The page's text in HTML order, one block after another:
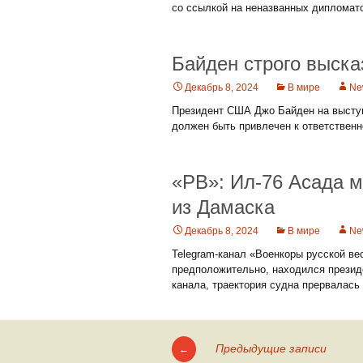
со ссылкой на неназванных
Байден строго
Декабрь 8, 2024 В мире
Президент США Джо Байден на
должен быть привлечен к
«РВ»: Ил-76 Асада
из Дамаска
Декабрь 8, 2024 В мире
Telegram-канал «Военкоры русской
предположительно, находился
канала, траектория судна
← Предыдущие записи